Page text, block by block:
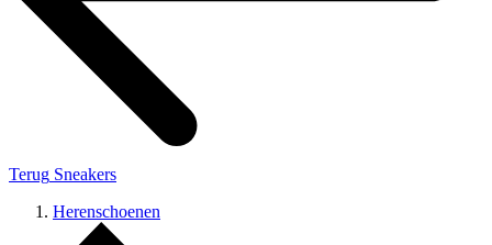
Terug Sneakers
Herenschoenen